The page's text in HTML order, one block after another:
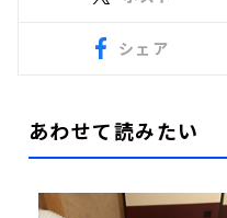
シェア
あわせて読みたい